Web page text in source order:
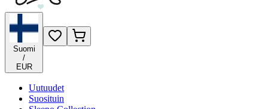
Suomi
/
EUR
Uutuudet
Suosituin